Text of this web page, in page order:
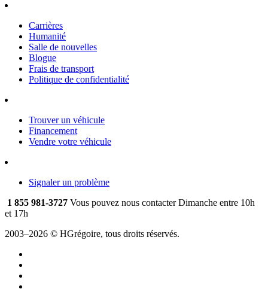
Carrières
Humanité
Salle de nouvelles
Blogue
Frais de transport
Politique de confidentialité
Trouver un véhicule
Financement
Vendre votre véhicule
Signaler un problème
1 855 981-3727 Vous pouvez nous contacter Dimanche entre 10h
et 17h
2003–2026 © HGrégoire, tous droits réservés.